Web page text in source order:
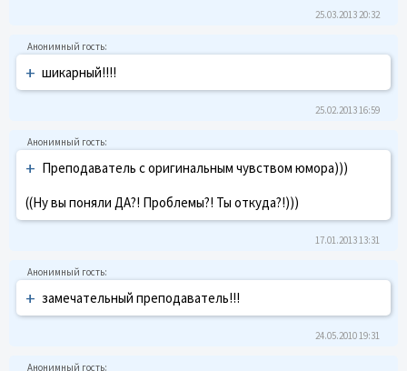
25.03.2013 20:32
+ шикарный!!!!
25.02.2013 16:59
+ Преподаватель с оригинальным чувством юмора)))
((Ну вы поняли ДА?! Проблемы?! Ты откуда?!)))
17.01.2013 13:31
+ замечательный преподаватель!!!
24.05.2010 19:31